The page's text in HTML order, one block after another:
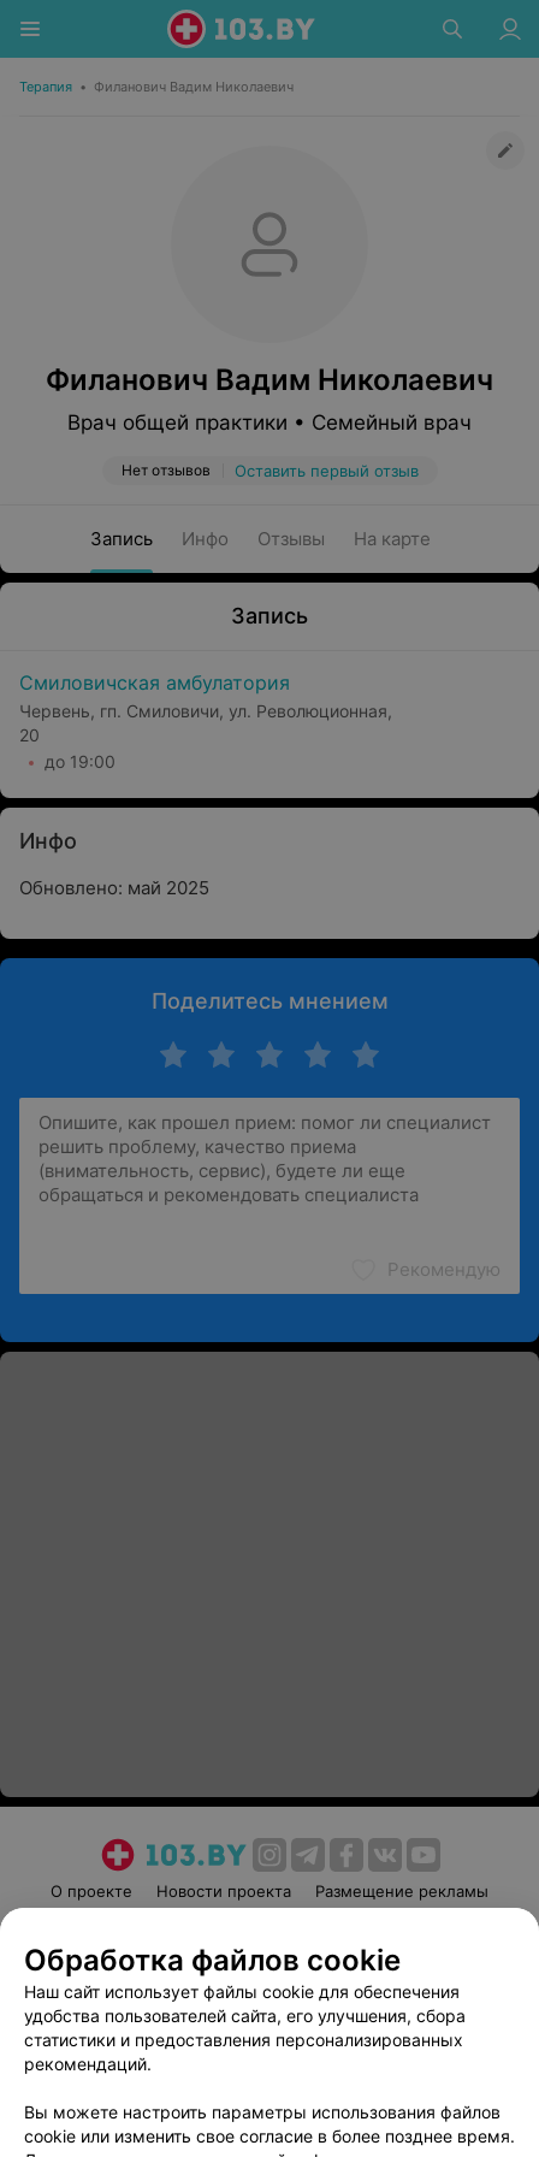
Терапия • Филанович Вадим Николаевич
Филанович Вадим Николаевич
Врач общей практики • Семейный врач
Нет отзывов Оставить первый отзыв
Запись Инфо Отзывы На карте
Запись
Смиловичская амбулатория
Червень, гп. Смиловичи, ул. Революционная,
20
до 19:00
Инфо
Обновлено: май 2025
Поделитесь мнением
Рекомендую
О проекте Новости проекта
Размещение рекламы
Пользовательское соглашение
Способы оплаты
Вакансии
Партнеры
Написать руководителю 103.by
Обработка персональных данных
Обработка файлов cookie
Наш сайт использует файлы cookie для обеспечения
удобства пользователей сайта, его улучшения, сбора
статистики и предоставления персонализированных
рекомендаций.
Вы можете настроить параметры использования файлов
cookie или изменить свое согласие в более позднее время.